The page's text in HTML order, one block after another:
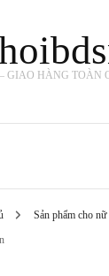
GIAO HÀNG TOÀN
Sản phẩm cho nữ